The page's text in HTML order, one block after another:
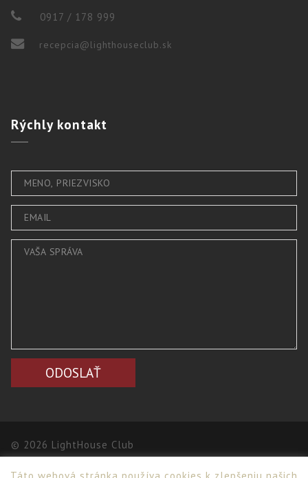
0917 / 178 999
recepcia@lighthouseclub.sk
Rýchlykontakt
© 2026 LightHouse Club